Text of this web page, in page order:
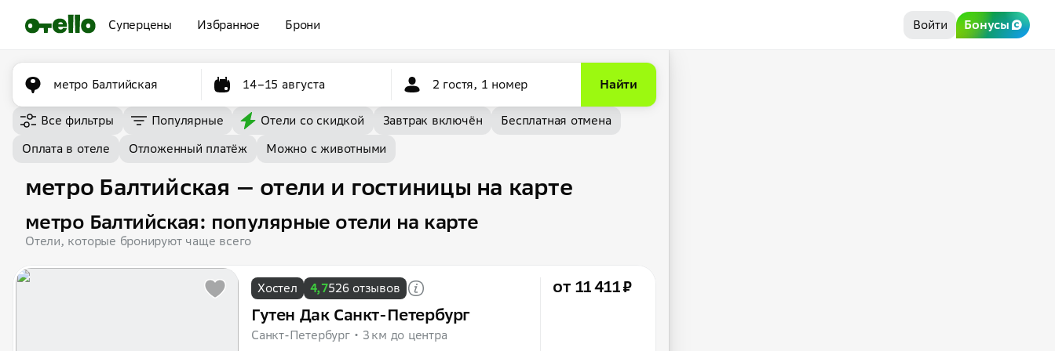
Суперцены Избранное Брони Войти Бонусы
метро Балтийская 14–15 августа 2 гостя, 1 номер Найти
Все фильтры Популярные Отели со скидкой Завтрак включён
Бесплатная отмена
Оплата в отеле
Отложенный платёж Можно с животными
метро Балтийская — отели и гостиницы на карте
метро Балтийская: популярные отели на карте
Отели, которые бронируют чаще всего
Хостел 4,7526 отзывов
Гутен Дак Санкт-Петербург
Санкт-Петербург 3 км до центра
от 11 411 ₽